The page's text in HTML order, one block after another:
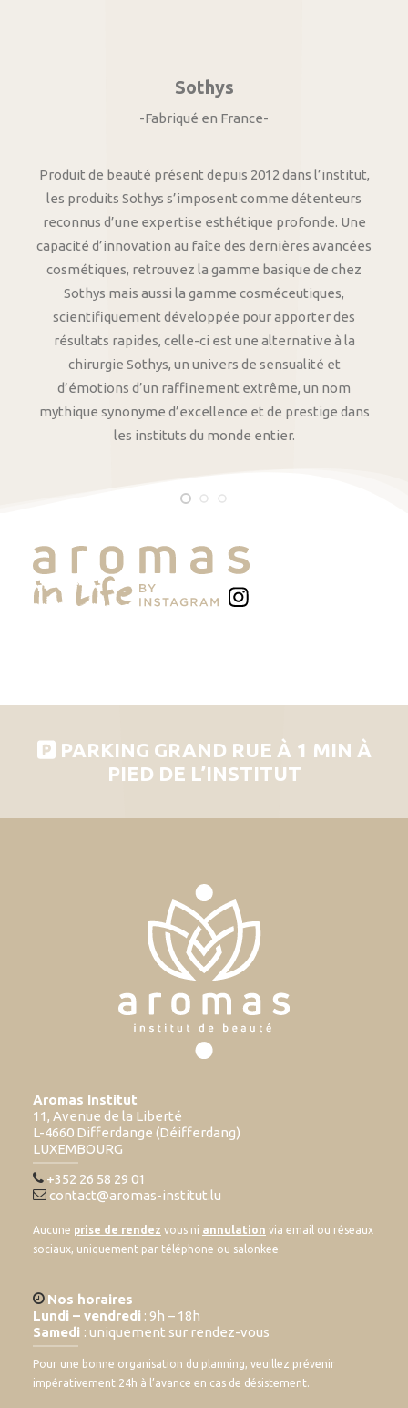
Sothys
-Fabriqué en France-
Produit de beauté présent depuis 2012 dans l’institut,
les produits Sothys s’imposent comme détenteurs
reconnus d’une expertise esthétique profonde. Une
capacité d’innovation au faîte des dernières avancées
cosmétiques, retrouvez la gamme basique de chez
Sothys mais aussi la gamme cosméceutiques,
scientifiquement développée pour apporter des
résultats rapides, celle-ci est une alternative à la
chirurgie Sothys, un univers de sensualité et
d’émotions d’un raffinement extrême, un nom
mythique synonyme d’excellence et de prestige dans
les instituts du monde entier.
PARKING GRAND RUE À 1 MIN À
PIED DE L’INSTITUT
Aromas Institut
11, Avenue de la Liberté
L-4660 Differdange (Déifferdang)
LUXEMBOURG
+352 26 58 29 01
contact@aromas-institut.lu
Aucune prise de rendez vous ni annulation via email ou réseaux
sociaux, uniquement par téléphone ou salonkee
Nos horaires
Lundi – vendredi : 9h – 18h
Samedi : uniquement sur rendez-vous
Pour une bonne organisation du planning, veuillez prévenir
impérativement 24h à l’avance en cas de désistement.